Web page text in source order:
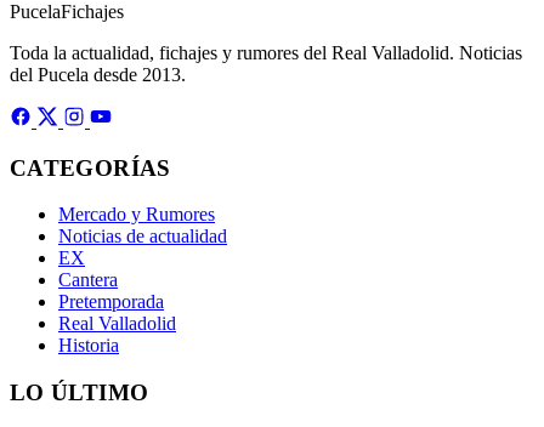
PucelaFichajes
Toda la actualidad, fichajes y rumores del Real Valladolid. Noticias
del Pucela desde 2013.
CATEGORÍAS
Mercado y Rumores
Noticias de actualidad
EX
Cantera
Pretemporada
Real Valladolid
Historia
LO ÚLTIMO